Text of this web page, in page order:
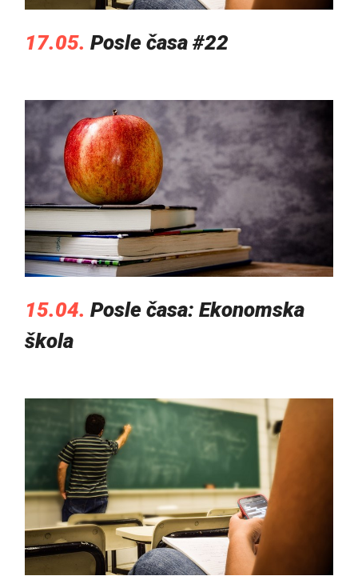
17.05. Posle časa #22
15.04. Posle časa: Ekonomska
škola